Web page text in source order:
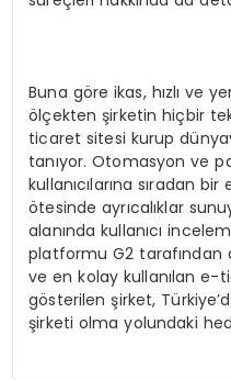
Buna göre ikas, hızlı ve
ölçekten şirketin hiçbir
ticaret sitesi kurup
tanıyor. Otomasyon ve
kullanıcılarına sıradan
ötesinde ayrıcalıklar
alanında kullanıcı
platformu G2 tarafından
ve en kolay kullanılan e-
gösterilen şirket,
şirketi olma yolundaki